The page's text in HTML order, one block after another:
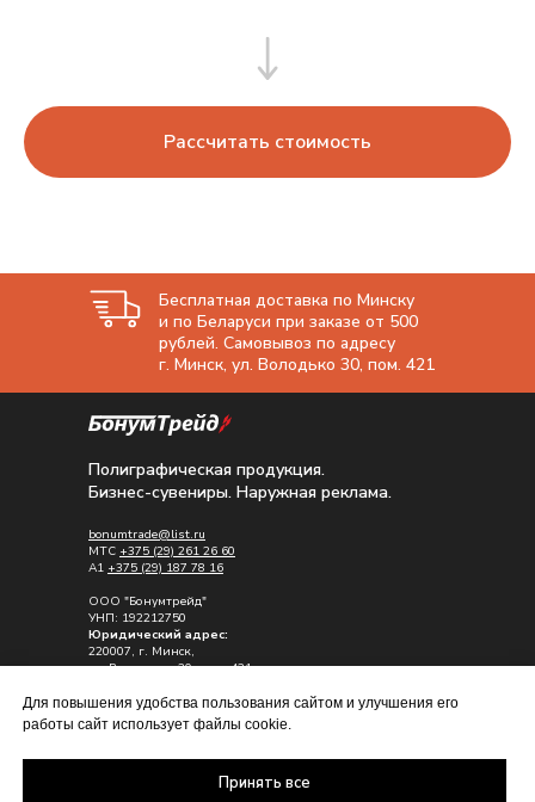
Рассчитать стоимость
Бесплатная доставка по Минску
и по Беларуси при заказе от 500
рублей. Самовывоз по адресу
г. Минск, ул. Володько 30, пом. 421
Политика обработки персональных
bonumtrade@list.ru
МТС +375 (29) 261 26 60
A1 +375 (29) 187 78 16
ООО "Бонумтрейд"
УНП: 192212750
Юридический адрес:
220007, г. Минск,
ул. Володько , 30, пом. 421
Почтовый адрес:
223028, Минский р-н, д. Каменная горка
ул. Садовая д.12
Полиграфическая продукция.
Бизнес-сувениры. Наружная реклама.
Для повышения удобства пользования сайтом и улучшения его
работы сайт использует файлы cookie.
Принять все